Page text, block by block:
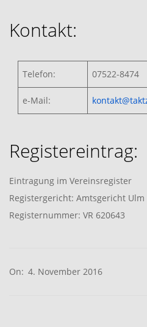
Kontakt:
Telefon: 07522-8474
e-Mail:
Registereintrag:
Eintragung im Vereinsregister
Registergericht: Amtsgericht Ulm
Registernummer: VR 620643
11-
On: 4. November 2016